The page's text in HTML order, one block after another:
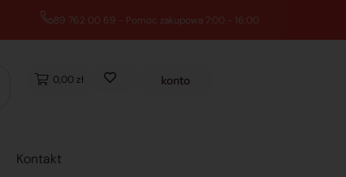
0,00 zł konto
Kontakt